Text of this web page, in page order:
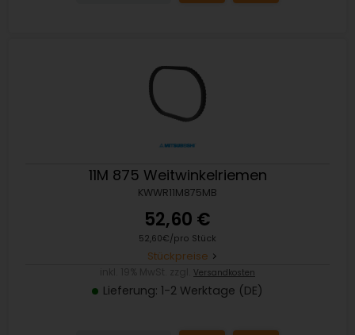
11M 875 Weitwinkelriemen
KWWR11M875MB
52,60 €
52,60€/pro Stück
Stückpreise
Versandkosten
Lieferung: 1-2 Werktage (DE)